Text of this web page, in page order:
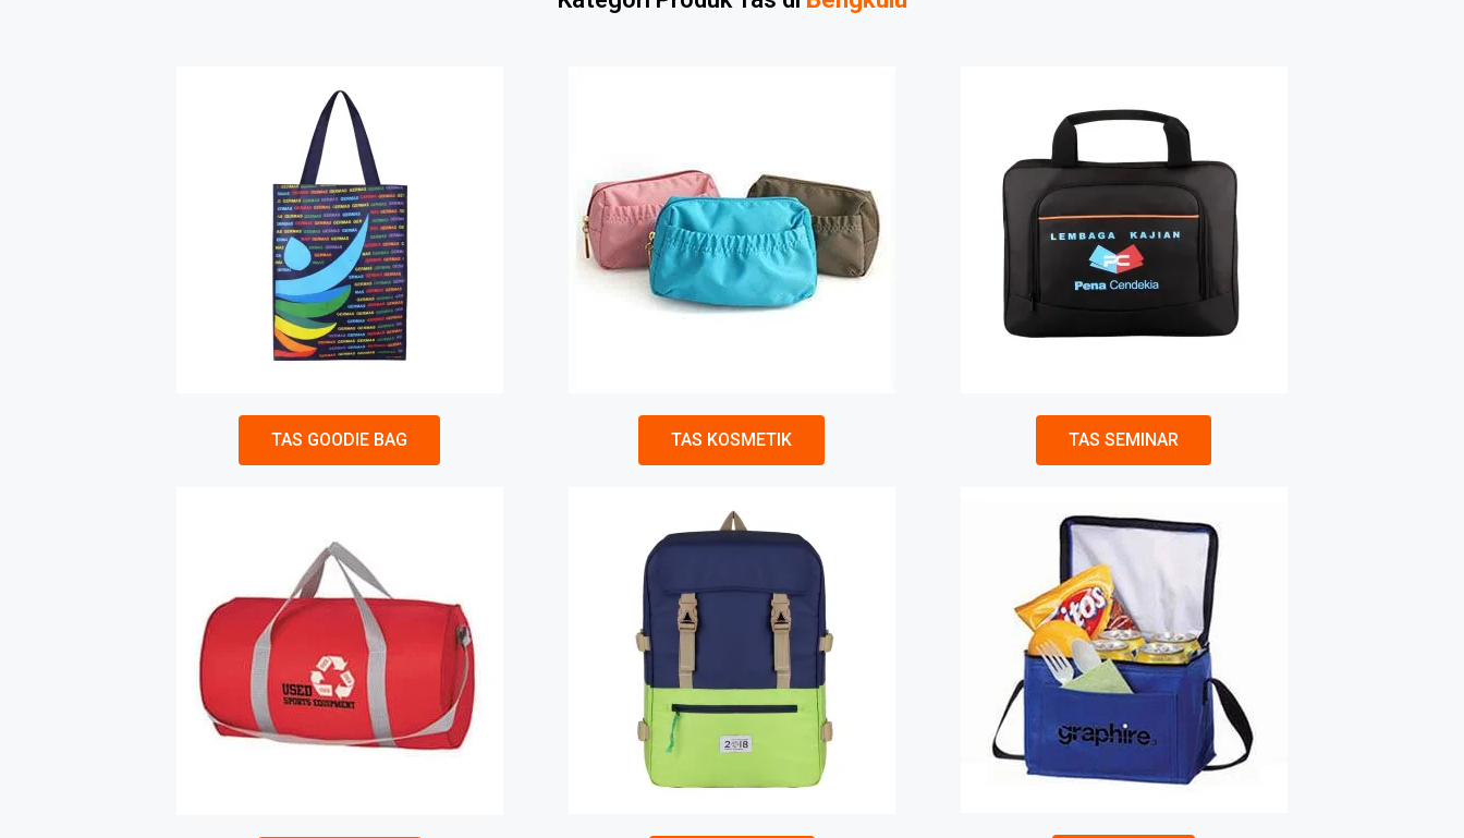
TAS GOODIE BAG TAS KOSMETIK TAS SEMINAR